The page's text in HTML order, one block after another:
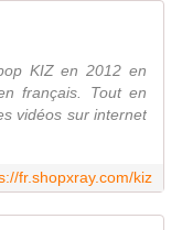
KIZ en 2012 en
français. Tout en
vidéos sur internet
fr.shopxray.com/kiz